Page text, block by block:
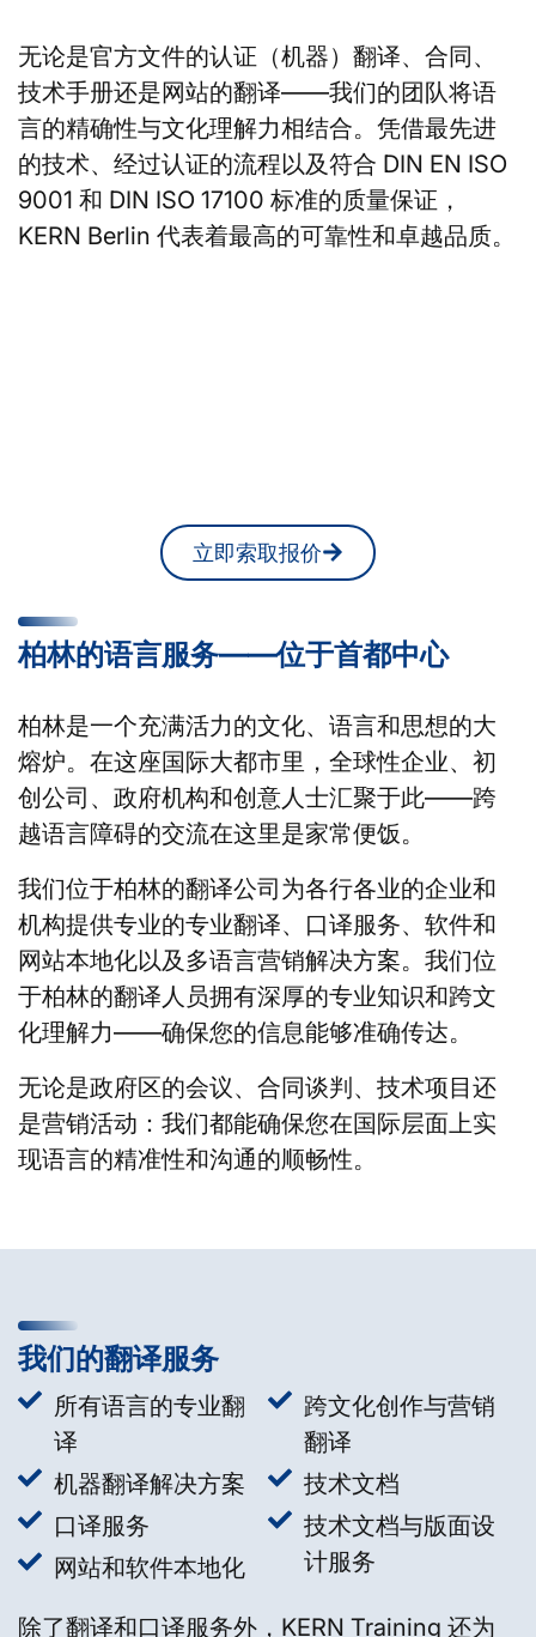
无论是官方文件的认证（机器）翻译、合同、
技术手册还是网站的翻译——我们的团队将语
言的精确性与文化理解力相结合。凭借最先进
的技术、经过认证的流程以及符合 DIN EN ISO
9001 和 DIN ISO 17100 标准的质量保证，
KERN Berlin 代表着最高的可靠性和卓越品质。
立即索取报价
柏林的语言服务——位于首都中心
柏林是一个充满活力的文化、语言和思想的大
熔炉。在这座国际大都市里，全球性企业、初
创公司、政府机构和创意人士汇聚于此——跨
越语言障碍的交流在这里是家常便饭。
我们位于柏林的翻译公司为各行各业的企业和
机构提供专业的专业翻译、口译服务、软件和
网站本地化以及多语言营销解决方案。我们位
于柏林的翻译人员拥有深厚的专业知识和跨文
化理解力——确保您的信息能够准确传达。
无论是政府区的会议、合同谈判、技术项目还
是营销活动：我们都能确保您在国际层面上实
现语言的精准性和沟通的顺畅性。
我们的翻译服务
所有语言的专业翻
译
机器翻译解决方案
口译服务
网站和软件本地化
跨文化创作与营销
翻译
技术文档
技术文档与版面设
计服务
除了翻译和口译服务外，KERN Training 还为